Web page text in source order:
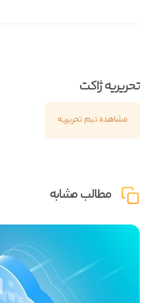
تحریریه ژاکت
مشاهده تیم تحریریه
مطالب مشابه